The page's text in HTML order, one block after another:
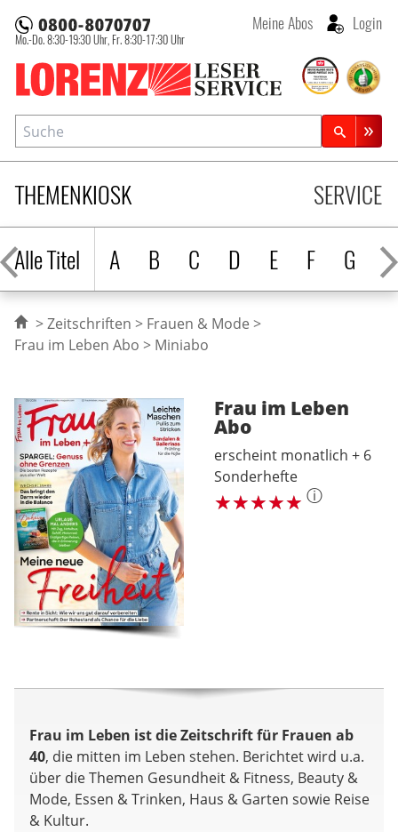
Lorenz Leserservice
Mo.-Do. 8:30-19:30 Uhr, Fr. 8:30-17:30 Uhr
Meine Abos Login
THEMENKIOSK
Alle Titel
A B C D E F G H
SERVICE
Suche
Zeitschriftensuche
Zeitschriften
Frauen & Mode
Frau im Leben Abo
Miniabo
Frau im Leben
Abo
erscheint monatlich + 6
Sonderhefte
ⓘ
Frau im Leben ist die Zeitschrift für Frauen ab
40, die mitten im Leben stehen. Berichtet wird u.a.
über die Themen Gesundheit & Fitness, Beauty &
Mode, Essen & Trinken, Haus & Garten sowie Reise
& Kultur.